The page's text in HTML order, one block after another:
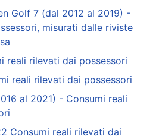
Golf 7 (dal 2012 al 2019) -
misurati dalle riviste
reali rilevati dai possessori
reali rilevati dai possessori
al 2021) - Consumi reali
Consumi reali rilevati dai